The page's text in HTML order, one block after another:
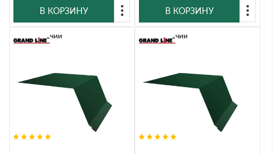
В КОРЗИНУ
В КОРЗИНУ
В наличии В наличии